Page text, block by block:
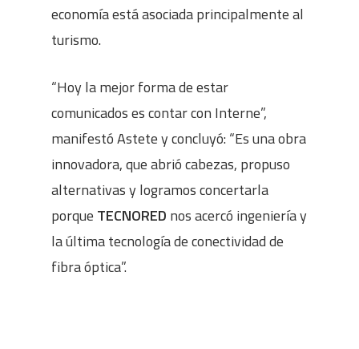
economía está asociada principalmente al
turismo.
“Hoy la mejor forma de estar
comunicados es contar con Interne”,
manifestó Astete y concluyó: “Es una obra
innovadora, que abrió cabezas, propuso
alternativas y logramos concertarla
porque TECNORED nos acercó ingeniería y
la última tecnología de conectividad de
fibra óptica”.